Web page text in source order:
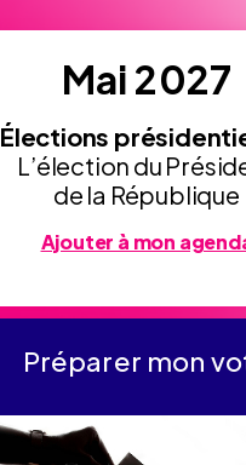
Mai 2027
Élections
L’élection du
de la République
Ajouter à mon
Préparer mon